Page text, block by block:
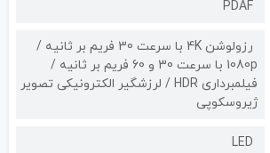
PDAF
رزولوشن 4K با سرعت 30 فریم بر ثانیه /
1080p با سرعت 30 و 60 فریم بر ثانیه /
فیلمبرداری HDR / لرزشگیر الکترونیکی تصویر
ژیروسکوپی
LED